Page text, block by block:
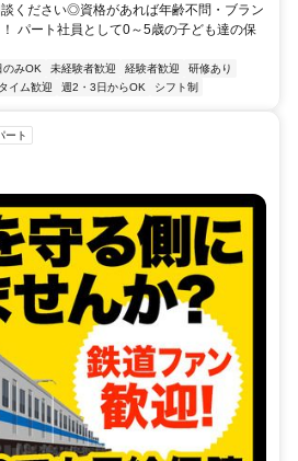
ください◎資格があれば年齢不問・ブラン
パート社員として0～5歳の子ども達の保
のみOK 未経験者歓迎 経験者歓迎
研修あり
イム歓迎 週2・3日からOK シフト制
ート